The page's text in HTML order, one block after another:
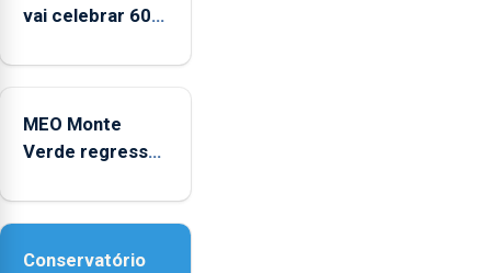
vai celebrar 60
no Coliseu
MEO Monte
Verde regressa
acessibilidade
Conservatório